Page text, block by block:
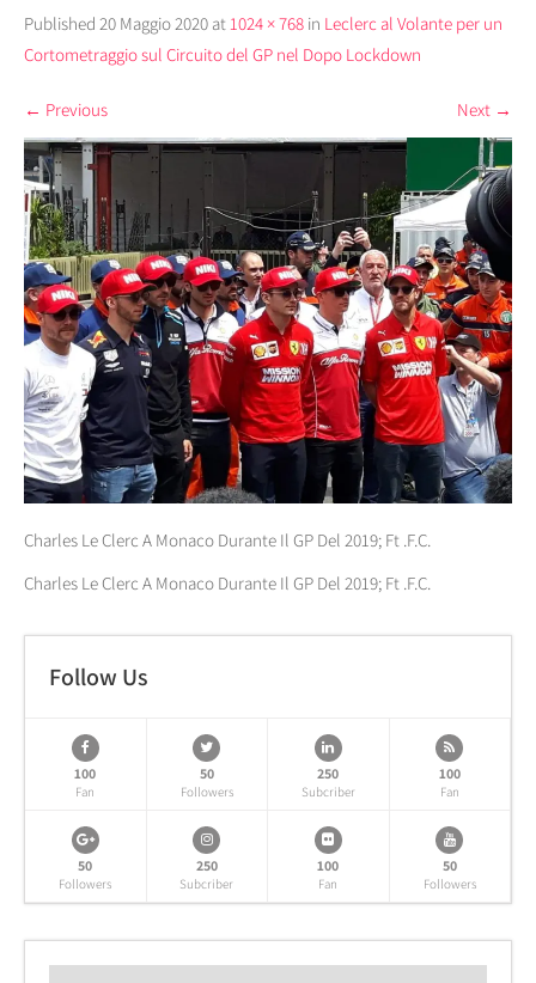
Published 20 Maggio 2020 at1024 × 768 in Leclerc al Volante per un
Cortometraggio sul Circuito del GP nel Dopo Lockdown
← Previous Next →
Charles Le Clerc A Monaco Durante Il GP Del 2019; Ft .F.C.
Charles Le Clerc A Monaco Durante Il GP Del 2019; Ft .F.C.
Follow Us
100
Fan
50
Followers
250
Subcriber
100
Fan
50
Followers
250
Subcriber
100
Fan
50
Followers